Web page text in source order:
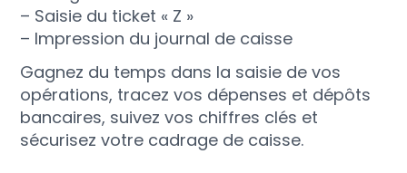
– Saisie du ticket « Z »
– Impression du journal de caisse
Gagnez du temps dans la saisie de vos
opérations, tracez vos dépenses et dépôts
bancaires, suivez vos chiffres clés et
sécurisez votre cadrage de caisse.